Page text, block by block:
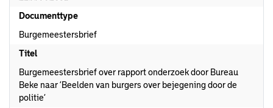
Documenttype
Burgemeestersbrief
Titel
Burgemeestersbrief over rapport onderzoek door Bureau
Beke naar ‘Beelden van burgers over bejegening door de
politie’